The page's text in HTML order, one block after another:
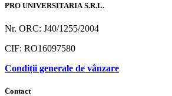
PRO UNIVERSITARIA S.R.L.
Nr. ORC: J40/1255/2004
CIF: RO16097580
Condiții generale de vânzare
Contact